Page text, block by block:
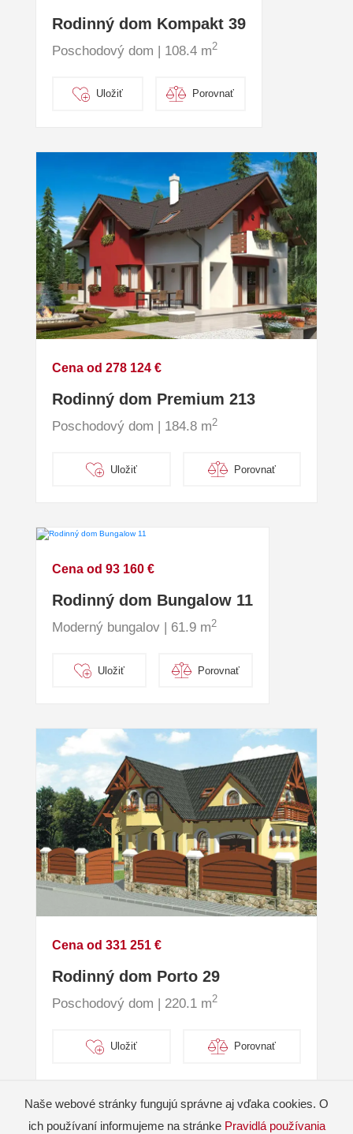
Rodinný dom Kompakt 39
Poschodový dom | 108.4 m2
Uložiť Porovnať
Cena od 278 124 €
Rodinný dom Premium 213
Poschodový dom | 184.8 m2
Uložiť Porovnať
Cena od 93 160 €
Rodinný dom Bungalow 11
Moderný bungalov | 61.9 m2
Uložiť Porovnať
Cena od 331 251 €
Rodinný dom Porto 29
Poschodový dom | 220.1 m2
Uložiť Porovnať
Naše webové stránky fungujú správne aj vďaka cookies. O
ich používaní informujeme na stránke Pravidlá používania